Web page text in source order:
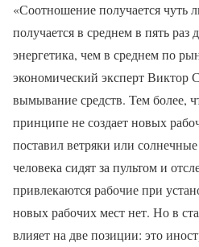
«Соотношение получается чуть
получается в среднем в пять раз
энергетика, чем в среднем по
экономический эксперт Виктор
вымывание средств. Тем более,
принципе не создает новых
поставил ветряки или
человека сидят за пультом и
привлекаются рабочие при
новых рабочих мест нет. Но в
влияет на две позиции: это